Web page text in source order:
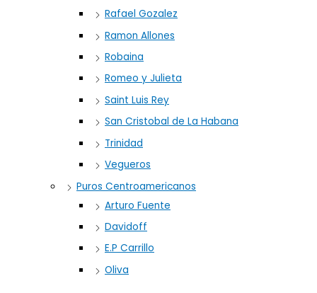
Rafael Gozalez
Ramon Allones
Robaina
Romeo y Julieta
Saint Luis Rey
San Cristobal de La Habana
Trinidad
Vegueros
Puros Centroamericanos
Arturo Fuente
Davidoff
E.P Carrillo
Oliva